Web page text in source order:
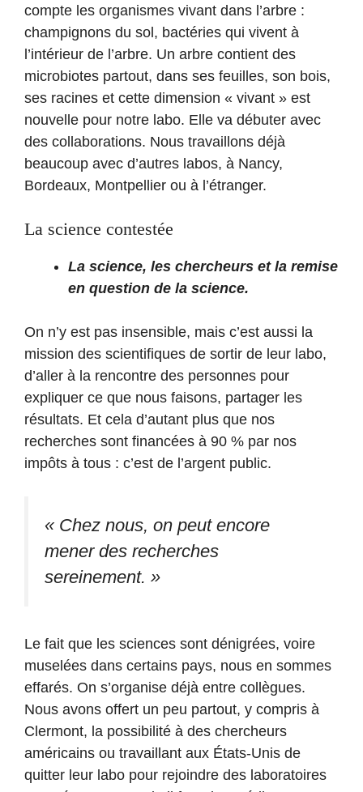
compte les organismes vivant dans l’arbre :
champignons du sol, bactéries qui vivent à
l’intérieur de l’arbre. Un arbre contient des
microbiotes partout, dans ses feuilles, son bois,
ses racines et cette dimension « vivant » est
nouvelle pour notre labo. Elle va débuter avec
des collaborations. Nous travaillons déjà
beaucoup avec d’autres labos, à Nancy,
Bordeaux, Montpellier ou à l’étranger.
La science contestée
La science, les chercheurs et la remise
en question de la science.
On n’y est pas insensible, mais c’est aussi la
mission des scientifiques de sortir de leur labo,
d’aller à la rencontre des personnes pour
expliquer ce que nous faisons, partager les
résultats. Et cela d’autant plus que nos
recherches sont financées à 90 % par nos
impôts à tous : c’est de l’argent public.
« Chez nous, on peut encore
mener des recherches
sereinement. »
Le fait que les sciences sont dénigrées, voire
muselées dans certains pays, nous en sommes
effarés. On s’organise déjà entre collègues.
Nous avons offert un peu partout, y compris à
Clermont, la possibilité à des chercheurs
américains ou travaillant aux États-Unis de
quitter leur labo pour rejoindre des laboratoires